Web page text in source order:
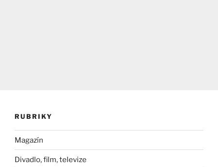
RUBRIKY
Magazín
Divadlo, film, televize